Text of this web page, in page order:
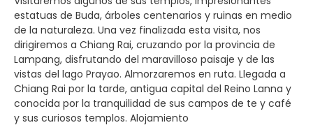
estatuas de Buda, árboles centenarios y ruinas en medio
de la naturaleza. Una vez finalizada esta visita, nos
dirigiremos a Chiang Rai, cruzando por la provincia de
Lampang, disfrutando del maravilloso paisaje y de las
vistas del lago Prayao. Almorzaremos en ruta. Llegada a
Chiang Rai por la tarde, antigua capital del Reino Lanna y
conocida por la tranquilidad de sus campos de te y café
y sus curiosos templos. Alojamiento